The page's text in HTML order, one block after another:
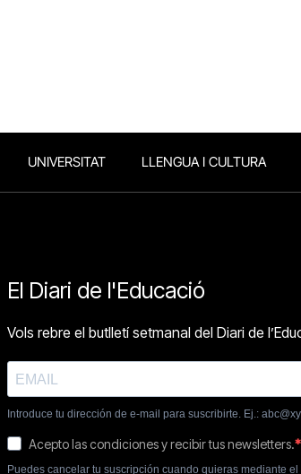
UNIVERSITAT LLENGUA I CULTURA